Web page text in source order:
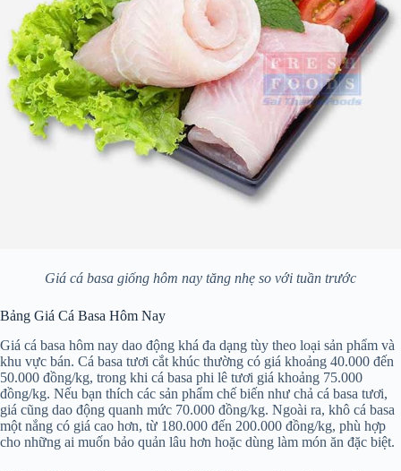
Giá cá basa giống hôm nay tăng nhẹ so với tuần trước
Bảng Giá Cá Basa Hôm Nay
Giá cá basa hôm nay dao động khá đa dạng tùy theo loại sản phẩm và
khu vực bán. Cá basa tươi cắt khúc thường có giá khoảng 40.000 đến
50.000 đồng/kg, trong khi cá basa phi lê tươi giá khoảng 75.000
đồng/kg. Nếu bạn thích các sản phẩm chế biến như chả cá basa tươi,
giá cũng dao động quanh mức 70.000 đồng/kg. Ngoài ra, khô cá basa
một nắng có giá cao hơn, từ 180.000 đến 200.000 đồng/kg, phù hợp
cho những ai muốn bảo quản lâu hơn hoặc dùng làm món ăn đặc biệt.